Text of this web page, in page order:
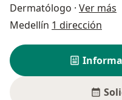
Dermatólogo · Ver más
Medellín 1 dirección